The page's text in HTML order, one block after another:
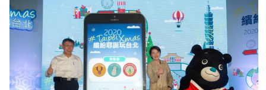
告
權